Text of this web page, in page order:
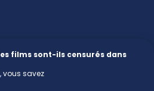
films sont-ils censurés dans
vous savez